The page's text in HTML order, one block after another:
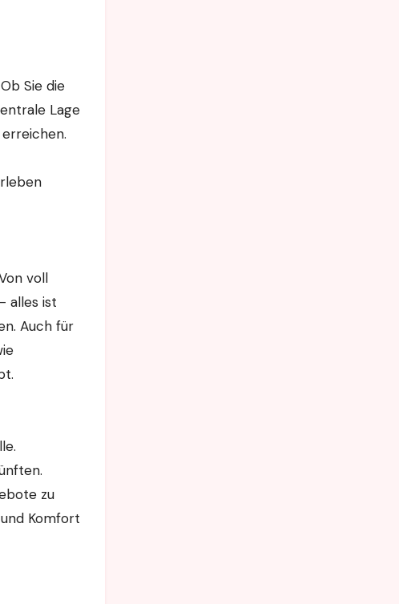
Sie die
Lage
voll
alles ist
Auch für
zu
Komfort